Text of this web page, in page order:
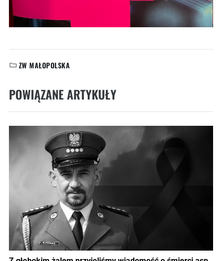
KATEGORIE:
ZW MAŁOPOLSKA
POWIĄZANE ARTYKUŁY